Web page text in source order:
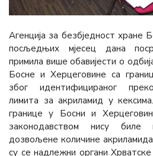
Агенција за безбједност хране
посљедњих мјесец дана
примила више обавијести о
Босне и Херцеговине са
због идентифицираног
лимита за акриламид у
границе у Босни и
законодавством нису биле
дозвољене количине
су се надлежни органи